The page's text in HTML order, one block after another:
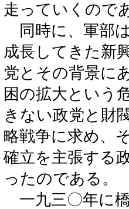
走っていくので
同時に、軍部
成長してきた新
党とその背景に
困の拡大という
きない政党と財
略戦争に求め、
確立を主張する
ったのである。
一九三〇年に